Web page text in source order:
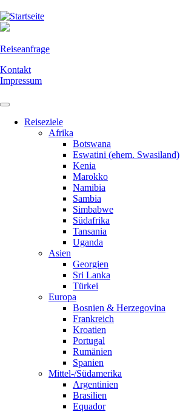
Direkt
zum
Reiseanfrage
Kontakt
Impressum
Reiseziele
Afrika
Botswana
Eswatini (ehem. Swasiland)
Kenia
Marokko
Namibia
Sambia
Simbabwe
Südafrika
Tansania
Uganda
Asien
Georgien
Sri Lanka
Türkei
Europa
Bosnien & Herzegovina
Frankreich
Kroatien
Portugal
Rumänien
Spanien
Mittel-/Südamerika
Argentinien
Brasilien
Equador